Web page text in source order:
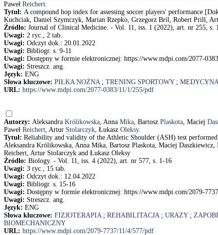
Paweł Reichert.
Tytuł: A compound hop index for assessing soccer players' performance
Kuchciak, Daniel Szymczyk, Marian Rzepko, Grzegorz Bril, Robert Prill,
Źródło: Journal of Clinical Medicine. - Vol. 11, iss. 1 (2022), art. nr 255, s.
Uwagi: 2 ryc., 2 tab.
Uwagi: Odczyt dok.: 20.01.2022
Uwagi: Bibliogr. s. 9-11
Uwagi: Dostępny w formie elektronicznej: https://www.mdpi.com/2077-
Uwagi: Streszcz. ang.
Język: ENG
Słowa kluczowe: PIŁKA NOŻNA; TRENING SPORTOWY;
URL: https://www.mdpi.com/2077-0383/11/1/255/pdf
Autorzy: Aleksandra Królikowska, Anna Mika, Bartosz Plaskota, Maciej
Paweł Reichert, Artur Stolarczyk, Łukasz Oleksy.
Tytuł: Reliability and validity of the Athletic Shoulder (ASH) test
Aleksandra Królikowska, Anna Mika, Bartosz Plaskota, Maciej
Reichert, Artur Stolarczyk and Łukasz Oleksy
Źródło: Biology. - Vol. 11, iss. 4 (2022), art. nr 577, s. 1-16
Uwagi: 3 ryc., 15 tab.
Uwagi: Odczyt dok.: 12.04.2022
Uwagi: Bibliogr. s. 15-16
Uwagi: Dostępny w formie elektronicznej: https://www.mdpi.com/2079-
Uwagi: Streszcz. ang.
Język: ENG
Słowa kluczowe: FIZJOTERAPIA; REHABILITACJA; URAZY;
BIOMECHANICZNY
URL: https://www.mdpi.com/2079-7737/11/4/577/pdf